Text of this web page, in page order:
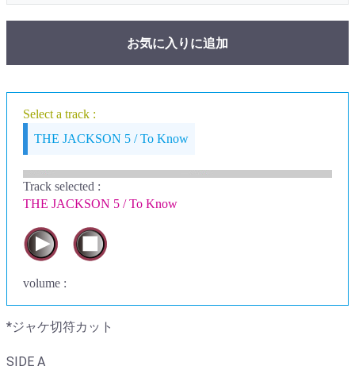
お気に入りに追加
Select a track :
THE JACKSON 5 / To Know
Track selected :
THE JACKSON 5 / To Know
volume :
*ジャケ切符カット
SIDE A